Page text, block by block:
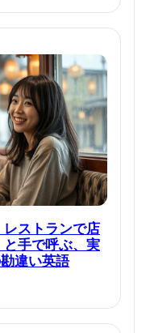
レストランで店
と手で呼ぶ、実
違い英語